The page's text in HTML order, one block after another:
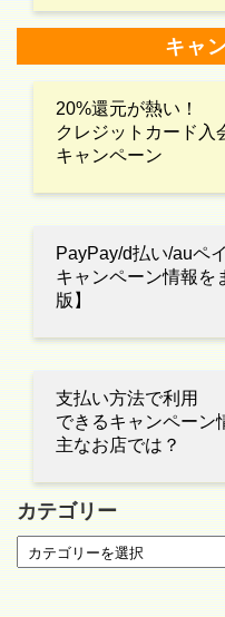
キャ
20%還元が熱い！
クレジットカード入
キャンペーン
PayPay/d払い/auペ
キャンペーン情報を
版】
支払い方法で利用
できるキャンペーン
主なお店では？
カテゴリー